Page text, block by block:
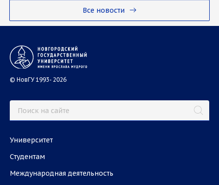
Все новости
© НовГУ 1993- 2026
Университет
Студентам
Международная деятельность